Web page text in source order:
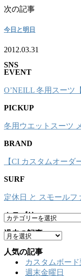
次の記事
今日と明日
2012.03.31
SNS
EVENT
O’NEILL 冬用スーツ
PICKUP
冬用ウエットスーツ
BRAND
【CI カスタムオーダ
SURF
定休日 と スモールフ
カテゴリー
カ
テ
ゴ
リ
ー
過去の記事
ア
ー
カ
人気の記事
カスタムボー
週末金曜日